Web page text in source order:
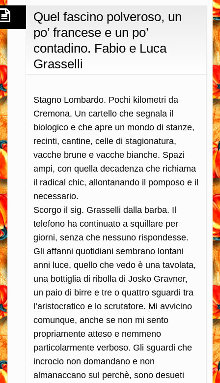
Quel fascino polveroso, un
po’ francese e un po’
contadino. Fabio e Luca
Grasselli
Stagno Lombardo. Pochi kilometri da
Cremona. Un cartello che segnala il
biologico e che apre un mondo di stanze,
recinti, cantine, celle di stagionatura,
vacche brune e vacche bianche. Spazi
ampi, con quella decadenza che richiama
il radical chic, allontanando il pomposo e il
necessario.
Scorgo il sig. Grasselli dalla barba. Il
telefono ha continuato a squillare per
giorni, senza che nessuno rispondesse.
Gli affanni quotidiani sembrano lontani
anni luce, quello che vedo è una tavolata,
una bottiglia di ribolla di Josko Gravner,
un paio di birre e tre o quattro sguardi tra
l’aristocratico e lo scrutatore. Mi avvicino
comunque, anche se non mi sento
propriamente atteso e nemmeno
particolarmente verboso. Gli sguardi che
incrocio non domandano e non
almanaccano sul perchè, sono desueti